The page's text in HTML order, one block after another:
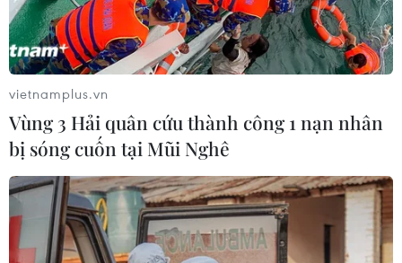
Phản ứng của Nga trước kế hoạch Mỹ rút
quân khỏi Syria và Afghanistan
Moskva muốn có thêm thông tin về kế hoạch rút quân
của Mỹ khỏi lãnh thổ Syria, đồng thời khẳng định nước
này không muốn bất kỳ điều gì xảy ra có thể gây bất ổn
tình hình ở Afghanistan.
vietnamplus.vn
Vùng 3 Hải quân cứu thành công 1 nạn nhân
bị sóng cuốn tại Mũi Nghê